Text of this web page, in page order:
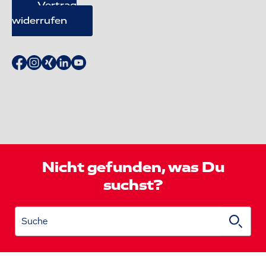
Vertrag
widerrufen
Nicht gefunden, was Du
suchst?
Suche